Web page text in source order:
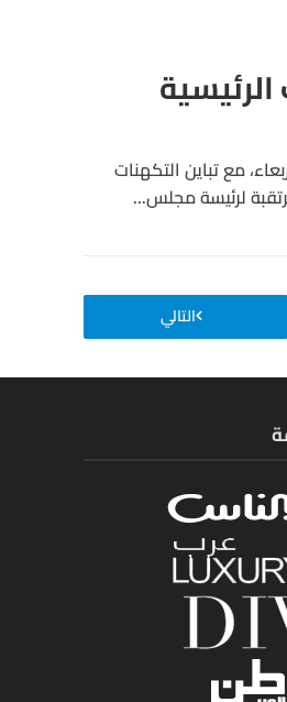
الرئيسية
مع تباين التكهنات
لرئيسة مجلس...
التالي